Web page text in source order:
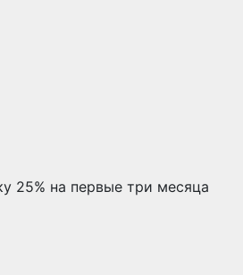
25% на первые три месяца